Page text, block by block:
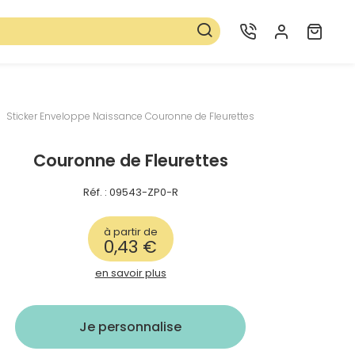
Sticker Enveloppe Naissance Couronne de Fleurettes
Couronne de Fleurettes
Réf. : 09543-ZP0-R
à partir de
0,43 €
en savoir plus
vérifiées avant impression.
papèterie
Plus d’info